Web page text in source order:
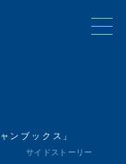
ンブックス」
サイドストーリー